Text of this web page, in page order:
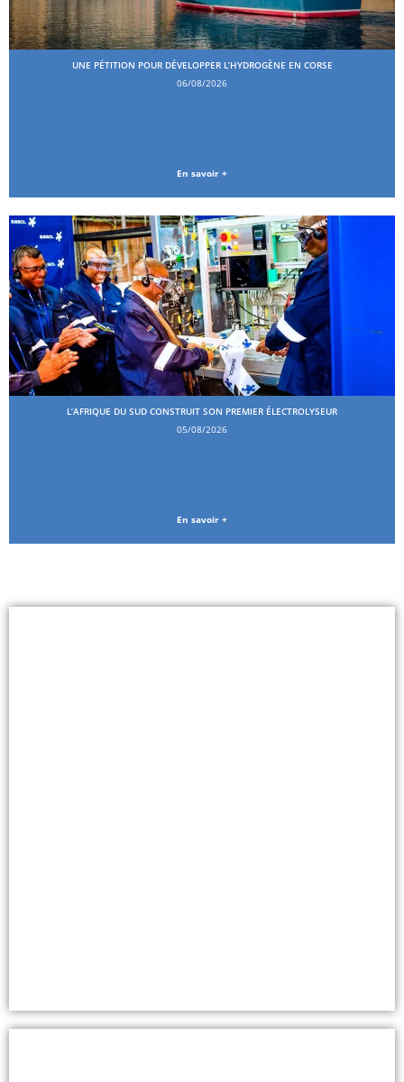
UNE PÉTITION POUR DÉVELOPPER L’HYDROGÈNE EN CORSE
06/08/2026
En savoir +
L’AFRIQUE DU SUD CONSTRUIT SON PREMIER ÉLECTROLYSEUR
05/08/2026
En savoir +